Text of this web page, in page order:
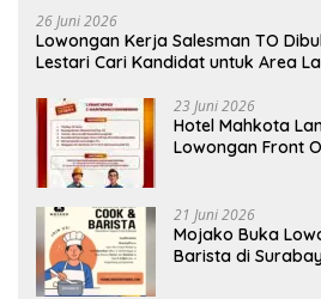
26 Juni 2026
Lowongan Kerja Salesman TO
Lestari Cari Kandidat untuk Area
23 Juni 2026
Hotel Mahkota
Lowongan Front
21 Juni 2026
Mojako Buka
Barista di